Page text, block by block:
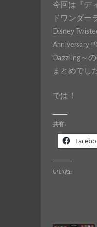
今回は『デ
ドワンダー
Disney
Anniversary
Dazzling～
まとめでし
では！
共有:
いいね: